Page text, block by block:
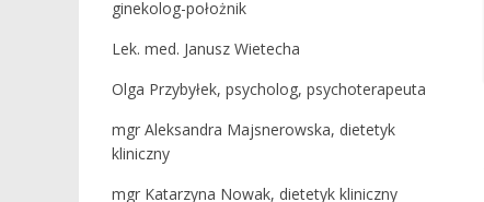
ginekolog-położnik
Lek. med. Janusz Wietecha
Olga Przybyłek, psycholog, psychoterapeuta
mgr Aleksandra Majsnerowska, dietetyk
kliniczny
mgr Katarzyna Nowak, dietetyk kliniczny